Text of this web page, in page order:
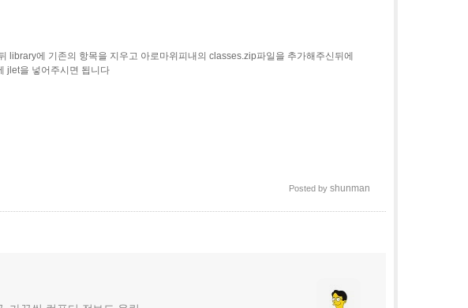
library에 기존의 항목을 지우고 아로마위피내의 classes.zip파일을 추가해주신뒤에
jlet을 넣어주시면 됩니다
Posted by shunman